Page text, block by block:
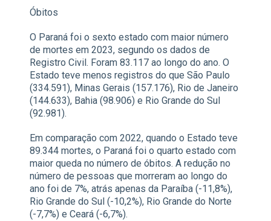
Óbitos
O Paraná foi o sexto estado com maior número
de mortes em 2023, segundo os dados de
Registro Civil. Foram 83.117 ao longo do ano. O
Estado teve menos registros do que São Paulo
(334.591), Minas Gerais (157.176), Rio de Janeiro
(144.633), Bahia (98.906) e Rio Grande do Sul
(92.981).
Em comparação com 2022, quando o Estado teve
89.344 mortes, o Paraná foi o quarto estado com
maior queda no número de óbitos. A redução no
número de pessoas que morreram ao longo do
ano foi de 7%, atrás apenas da Paraíba (-11,8%),
Rio Grande do Sul (-10,2%), Rio Grande do Norte
(-7,7%) e Ceará (-6,7%).